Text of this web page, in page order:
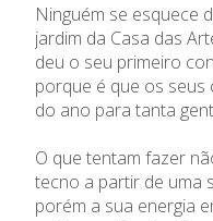
Ninguém se esquece
jardim da Casa das
deu o seu primeiro
porque é que os
do ano para tanta
O que tentam fazer
tecno a partir de uma
porém a sua energia